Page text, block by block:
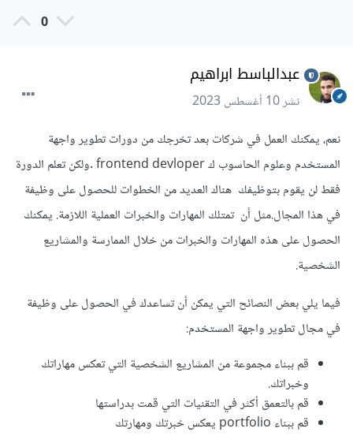
0
عبدالباسط ابراهيم
نشر10 أغسطس 2023
نعم، يمكنك العمل في شركات بعد تخرجك من دورات تطوير واجهة
المستخدم وعلوم الحاسوب ك frontend devloper .ولكن تعلم الدورة
فقط لن يقوم بتوظيفك هناك العديد من الخطوات للحصول على وظيفة
في هذا المجال.مثل أن تمتلك المهارات والخبرات العملية اللازمة. يمكنك
الحصول على هذه المهارات والخبرات من خلال الممارسة والمشاريع
الشخصية.
فيما يلي بعض النصائح التي يمكن أن تساعدك في الحصول على وظيفة
في مجال تطوير واجهة المستخدم:
قم ببناء مجموعة من المشاريع الشخصية التي تعكس مهاراتك
وخبراتك.
قم بالتعمق أكثر في التقنيات التي قمت بدراستها
قم ببناء portfolio يعكس خبرتك ومهارتك